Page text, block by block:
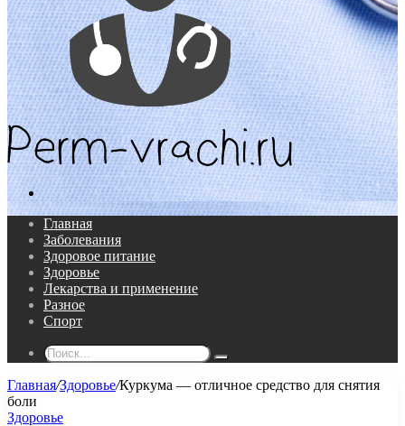
Поиск...
Главная
Заболевания
Здоровое питание
Здоровье
Лекарства и применение
Разное
Спорт
Поиск...
Главная/Здоровье/Куркума — отличное средство для снятия
боли
Здоровье